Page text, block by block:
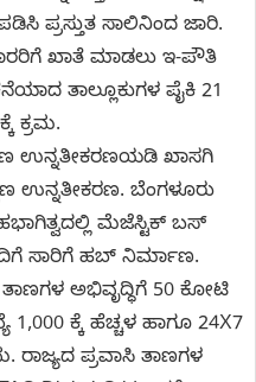
ಪ್ರಸ್ತುತ ಸಾಲಿನಿಂದ ಜಾರಿ.
ಖಾತೆ ಮಾಡಲು ಇ-ಪೌತಿ
ತಾಲ್ಲೂಕುಗಳ ಪೈಕಿ 21
ಕ್ರಮ.
ಉನ್ನತೀಕರಣಯಡಿ ಖಾಸಗಿ
ಉನ್ನತೀಕರಣ. ಬೆಂಗಳೂರು
ಮೆಜೆಸ್ಟಿಕ್‌ ಬಸ್
ಸಾರಿಗೆ ಹಬ್ ನಿರ್ಮಾಣ.
ತಾಣಗಳ ಅಭಿವೃದ್ಧಿಗೆ 50 ಕೋಟಿ
ಕ್ಕೆ ಹೆಚ್ಚಳ ಹಾಗೂ 24X7
ಪ್ರವಾಸಿ ತಾಣಗಳ